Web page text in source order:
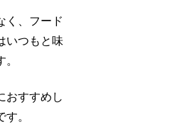
く、フード
いつもと味
おすすめし
。